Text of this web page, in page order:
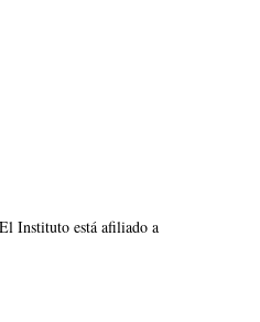
Instituto está afiliado a